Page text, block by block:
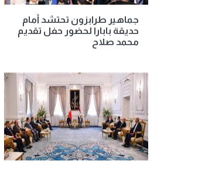
جماهير طرابزون تحتشد أمام
حديقة بابارا لحضور حفل تقديم
محمد صلاح